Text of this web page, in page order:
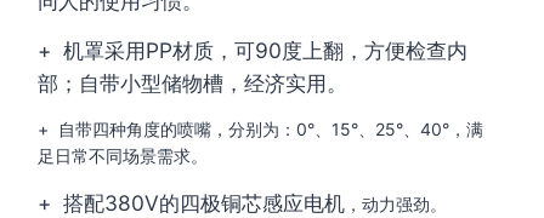
+ 机罩采用PP材质，可90度上翻，方便检查内
部；自带小型储物槽，经济实用。
+ 自带四种角度的喷嘴，分别为：0°、15°、25°、40°，满
足日常不同场景需求。
+ 搭配380V的四极铜芯感应电机 ，动力强劲。